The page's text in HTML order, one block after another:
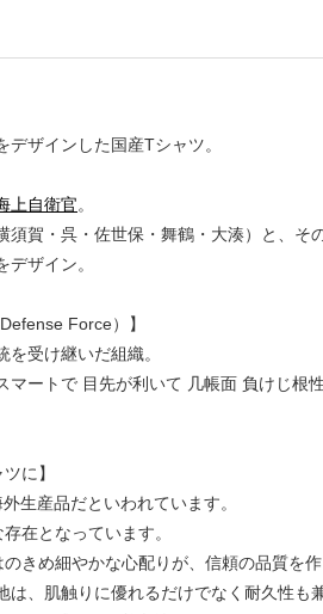
デザインした国産Tシャツ。
上自衛官。
須賀・呉・佐世保・舞鶴・大湊）と、そ
ザイン。
Force）】
受け継いだ組織。
マートで 目先が利いて 几帳面 負けじ根
に】
生産品だといわれています。
在となっています。
きめ細やかな心配りが、信頼の品質を作
、肌触りに優れるだけでなく耐久性も